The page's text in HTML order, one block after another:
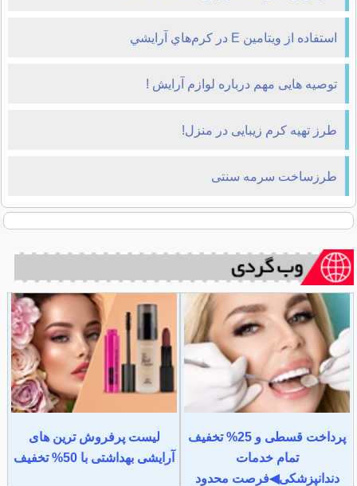
استفاده از ويتامين E در کرم‌هاي آرايشي
توصیه هایی مهم درباره لوازم آرایش !
طرز تهیه کرم زیبایی در منزل!
طرزساخت سرمه سنتی
پرداخت قسطی و 25% تخفیف
تمام خدمات
دندانپزشکی◀فرصت محدود
لیست پرفروش ترین های
آرایشی بهداشتی با 50% تخفیف